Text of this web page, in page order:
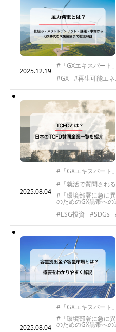
2025.12.19
#「GXエキスパート
#GX
#再生可能エ
2025.08.04
#「GXエキスパート
#「就活で質問され
#「環境部署に急に
のためのGX黒帯への
#ESG投資
#SDGs
2025.08.04
#「GXエキスパート
#「環境部署に急に
のためのGX黒帯への